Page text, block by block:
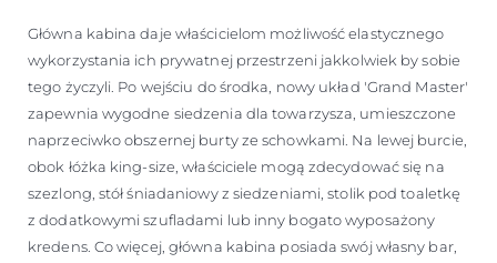
Główna kabina daje właścicielom możliwość elastycznego
wykorzystania ich prywatnej przestrzeni jakkolwiek by sobie
tego życzyli. Po wejściu do środka, nowy układ 'Grand Master'
zapewnia wygodne siedzenia dla towarzysza, umieszczone
naprzeciwko obszernej burty ze schowkami. Na lewej burcie,
obok łóżka king-size, właściciele mogą zdecydować się na
szezlong, stół śniadaniowy z siedzeniami, stolik pod toaletkę
z dodatkowymi szufladami lub inny bogato wyposażony
kredens. Co więcej, główna kabina posiada swój własny bar,